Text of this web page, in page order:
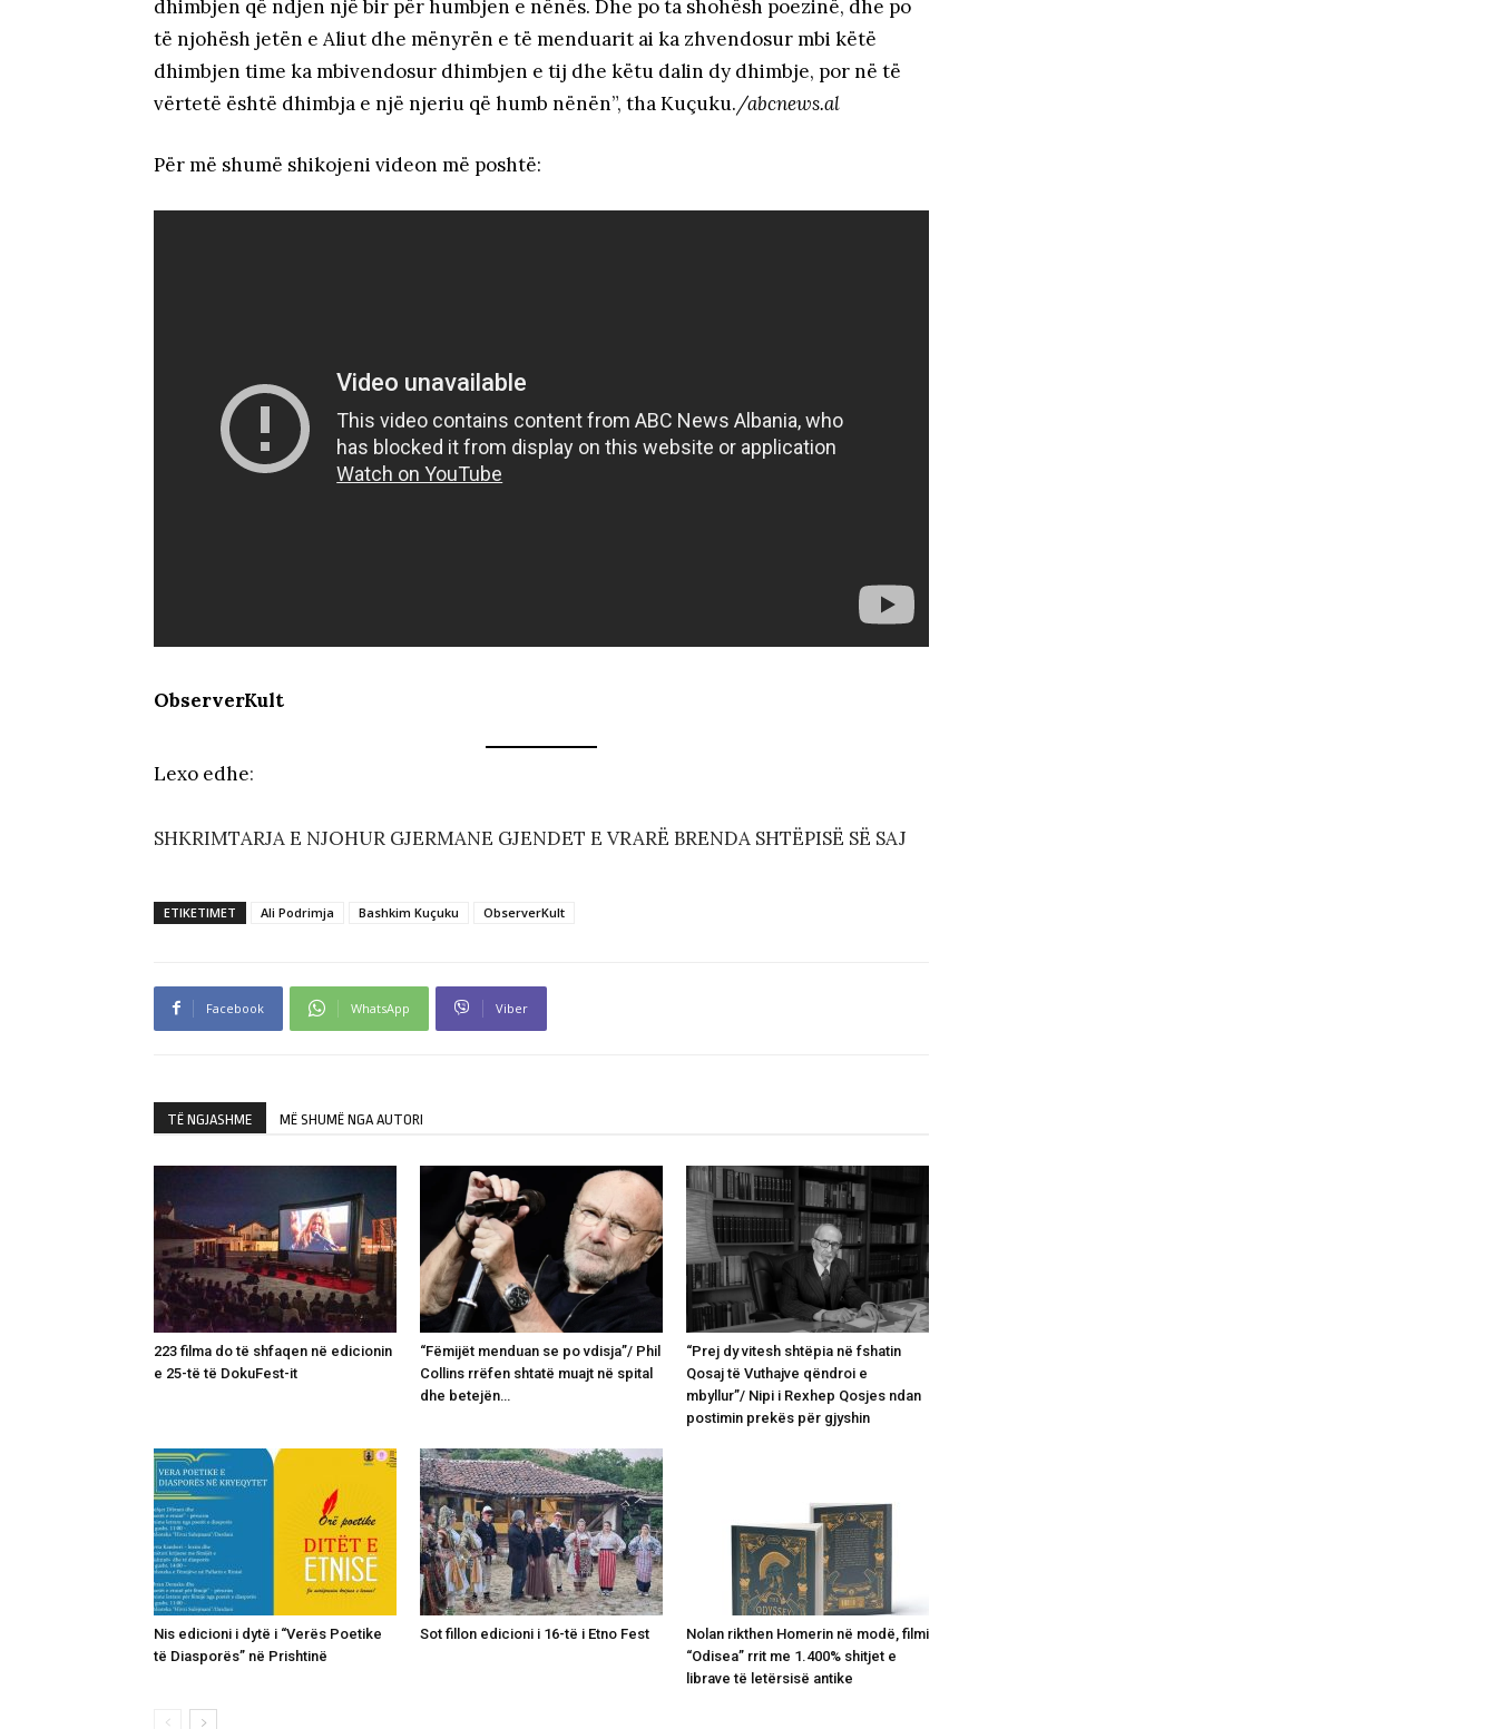
dhimbjen që ndjen një bir për humbjen e nënës. Dhe po ta shohësh poezinë, dhe po
të njohësh jetën e Aliut dhe mënyrën e të menduarit ai ka zhvendosur mbi këtë
dhimbjen time ka mbivendosur dhimbjen e tij dhe këtu dalin dy dhimbje, por në të
vërtetë është dhimbja e një njeriu që humb nënën”, tha Kuçuku./abcnews.al
Për më shumë shikojeni videon më poshtë:
ObserverKult
Lexo edhe:
SHKRIMTARJA E NJOHUR GJERMANE GJENDET E VRARË BRENDA SHTËPISË SË SAJ
ETIKETIMET Ali Podrimja Bashkim Kuçuku ObserverKult
Facebook WhatsApp Viber
TË NGJASHME MË SHUMË NGA AUTORI
223 filma do të shfaqen në edicionin
e 25-të të DokuFest-it
“Fëmijët menduan se po vdisja”/ Phil
Collins rrëfen shtatë muajt në spital
dhe betejën…
“Prej dy vitesh shtëpia në fshatin
Qosaj të Vuthajve qëndroi e
mbyllur”/ Nipi i Rexhep Qosjes ndan
postimin prekës për gjyshin
Nis edicioni i dytë i “Verës Poetike
të Diasporës” në Prishtinë
Sot fillon edicioni i 16-të i Etno Fest
Nolan rikthen Homerin në modë, filmi
“Odisea” rrit me 1.400% shitjet e
librave të letërsisë antike